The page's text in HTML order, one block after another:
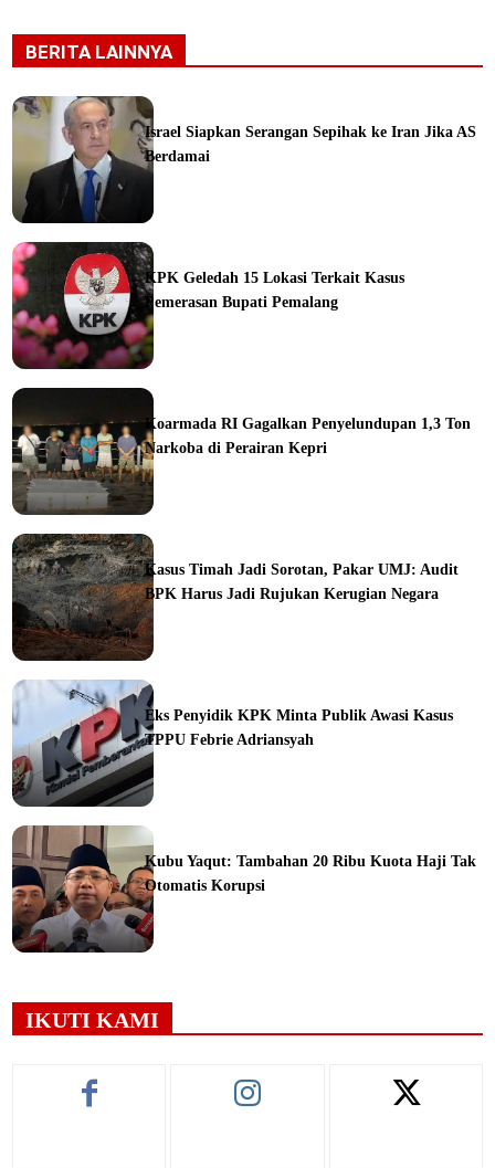
BERITA LAINNYA
Israel Siapkan Serangan Sepihak ke Iran Jika AS
Berdamai
KPK Geledah 15 Lokasi Terkait Kasus
Pemerasan Bupati Pemalang
Koarmada RI Gagalkan Penyelundupan 1,3 Ton
Narkoba di Perairan Kepri
Kasus Timah Jadi Sorotan, Pakar UMJ: Audit
BPK Harus Jadi Rujukan Kerugian Negara
Eks Penyidik KPK Minta Publik Awasi Kasus
TPPU Febrie Adriansyah
Kubu Yaqut: Tambahan 20 Ribu Kuota Haji Tak
Otomatis Korupsi
IKUTI KAMI